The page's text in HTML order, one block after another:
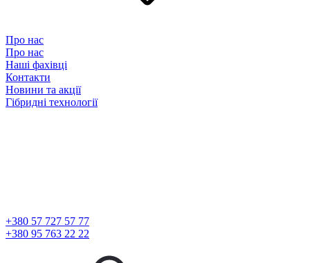
Про нас
Про нас
Наші фахівці
Контакти
Новини та акції
Гібридні технології
+380 57 727 57 77
+380 95 763 22 22